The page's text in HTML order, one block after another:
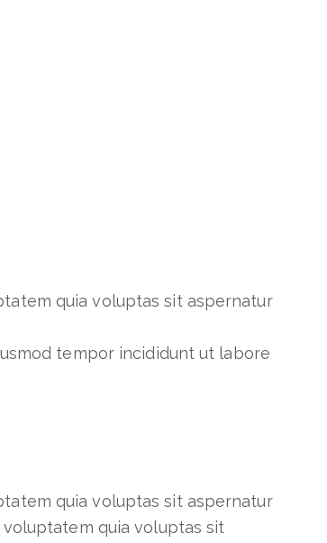
quia voluptas sit aspernatur
tempor incididunt ut labore
quia voluptas sit aspernatur
quia voluptas sit